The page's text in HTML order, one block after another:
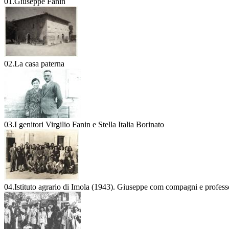
02.La casa paterna
03.I genitori Virgilio Fanin e Stella Italia Borinato
04.Istituto agrario di Imola (1943). Giuseppe com compagni e